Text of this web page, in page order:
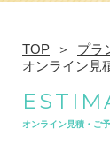
TOP プラ
オンライン見
オンライン見積・ご